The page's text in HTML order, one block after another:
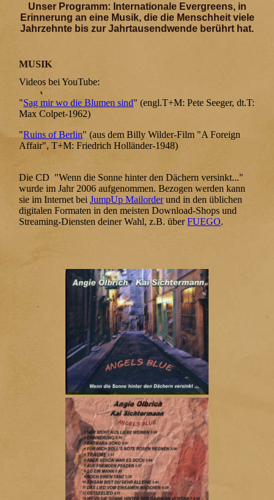
Unser Programm: Internationale Evergreens, in
Erinnerung an eine Musik, die die Menschheit viele
Jahrzehnte bis zur Jahrtausendwende berührt hat.
MUSIK
Videos bei YouTube:
"Sag mir wo die Blumen sind" (engl.T+M: Pete Seeger, dt.T:
Max Colpet-1962)
"Ruins of Berlin" (aus dem Billy Wilder-Film "A Foreign
Affair", T+M: Friedrich Holländer-1948)
Die CD "Wenn die Sonne hinter den Dächern versinkt..."
wurde im Jahr 2006 aufgenommen. Bezogen werden kann
sie im Internet beiJumpUp Mailorderund in den üblichen
digitalen Formaten in den meisten Download-Shops und
Streaming-Diensten deiner Wahl, z.B. überFUEGO.